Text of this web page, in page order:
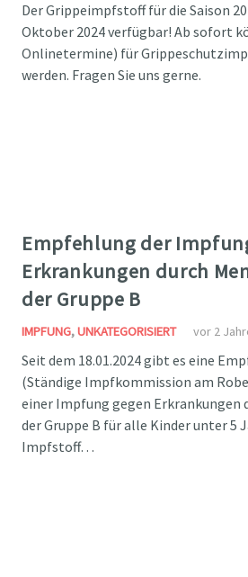
Der Grippeimpfstoff für die Saison
Oktober 2024 verfügbar! Ab sofort
Onlinetermine) für
werden. Fragen Sie uns gerne.
Empfehlung der
Erkrankungen durch
der Gruppe B
IMPFUNG,UNKATEGORISIERT vor 2
Seit dem 18.01.2024 gibt es eine
(Ständige Impfkommission am
einer Impfung gegen Erkrankungen
der Gruppe B für alle Kinder unter 5
Impfstoff…